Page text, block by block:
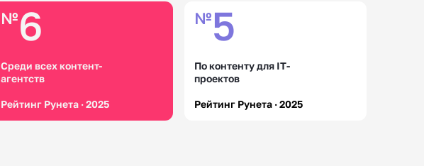
№6
Среди всех контент-
агентств
Рейтинг Рунета · 2025
№5
По контенту для IT-
проектов
Рейтинг Рунета · 2025